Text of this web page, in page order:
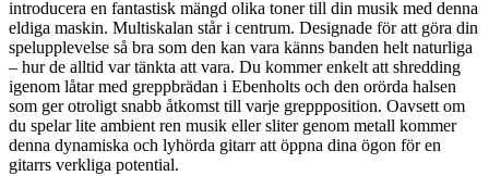
introducera en fantastisk mängd olika toner till din musik med denna
eldiga maskin. Multiskalan står i centrum. Designade för att göra din
spelupplevelse så bra som den kan vara känns banden helt naturliga
– hur de alltid var tänkta att vara. Du kommer enkelt att shredding
igenom låtar med greppbrädan i Ebenholts och den orörda halsen
som ger otroligt snabb åtkomst till varje greppposition. Oavsett om
du spelar lite ambient ren musik eller sliter genom metall kommer
denna dynamiska och lyhörda gitarr att öppna dina ögon för en
gitarrs verkliga potential.